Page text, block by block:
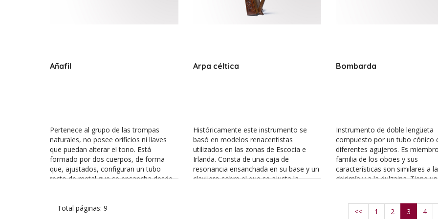
Añafil
Pertenece al grupo de las trompas
naturales, no posee orificios ni llaves
que puedan alterar el tono. Está
formado por dos cuerpos, de forma
que, ajustados, configuran un tubo
recto de metal que se ensancha desde
vibración de los labios del intérprete en
Arpa céltica
Históricamente este instrumento se
basó en modelos renacentistas
utilizados en las zonas de Escocia e
Irlanda. Consta de una caja de
resonancia ensanchada en su base y un
clavijero sobre el que se ajusta la
Bombarda
Instrumento de doble lengüeta
compuesto por un tubo cónico
diferentes agujeros. Es
familia de los oboes y sus
características son similares a la
chirimía y a la dulzaina. Tiene
el clasicismo continuó
Total páginas: 9 << 1 2 3 4